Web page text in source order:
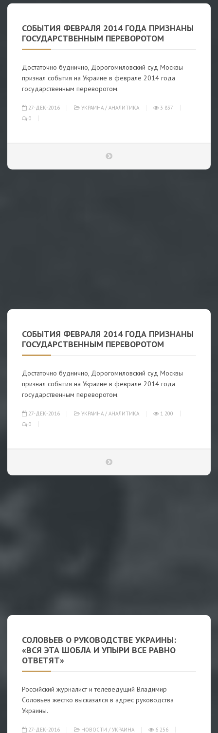
СОБЫТИЯ ФЕВРАЛЯ 2014 ГОДА ПРИЗНАНЫ
ГОСУДАРСТВЕННЫМ ПЕРЕВОРОТОМ
Достаточно буднично, Дорогомиловский суд Москвы
признал события на Украине в феврале 2014 года
государственным переворотом.
27-ДЕК-2016 УКРАИНА / АНАЛИТИКА
3 837
0
СОБЫТИЯ ФЕВРАЛЯ 2014 ГОДА ПРИЗНАНЫ
ГОСУДАРСТВЕННЫМ ПЕРЕВОРОТОМ
Достаточно буднично, Дорогомиловский суд Москвы
признал события на Украине в феврале 2014 года
государственным переворотом.
27-ДЕК-2016 УКРАИНА / АНАЛИТИКА
1 200
0
СОЛОВЬЕВ О РУКОВОДСТВЕ УКРАИНЫ:
«ВСЯ ЭТА ШОБЛА И УПЫРИ ВСЕ РАВНО
ОТВЕТЯТ»
Российский журналист и телеведущий Владимир
Соловьев жестко высказался в адрес руководства
Украины.
27-ДЕК-2016 НОВОСТИ / УКРАИНА
6 256